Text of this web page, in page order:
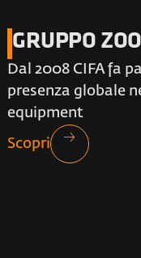
GRUPPO
Dal 2008 CIFA fa
presenza globale
equipment
Scopri